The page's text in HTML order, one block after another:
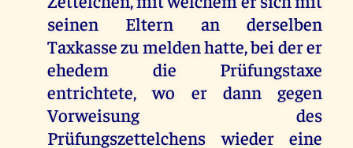
seinen Eltern an derselben
Taxkasse zu melden hatte, bei der er
ehedem die Prüfungstaxe
entrichtete, wo er dann gegen
Vorweisung des
Prüfungszettelchens wieder eine